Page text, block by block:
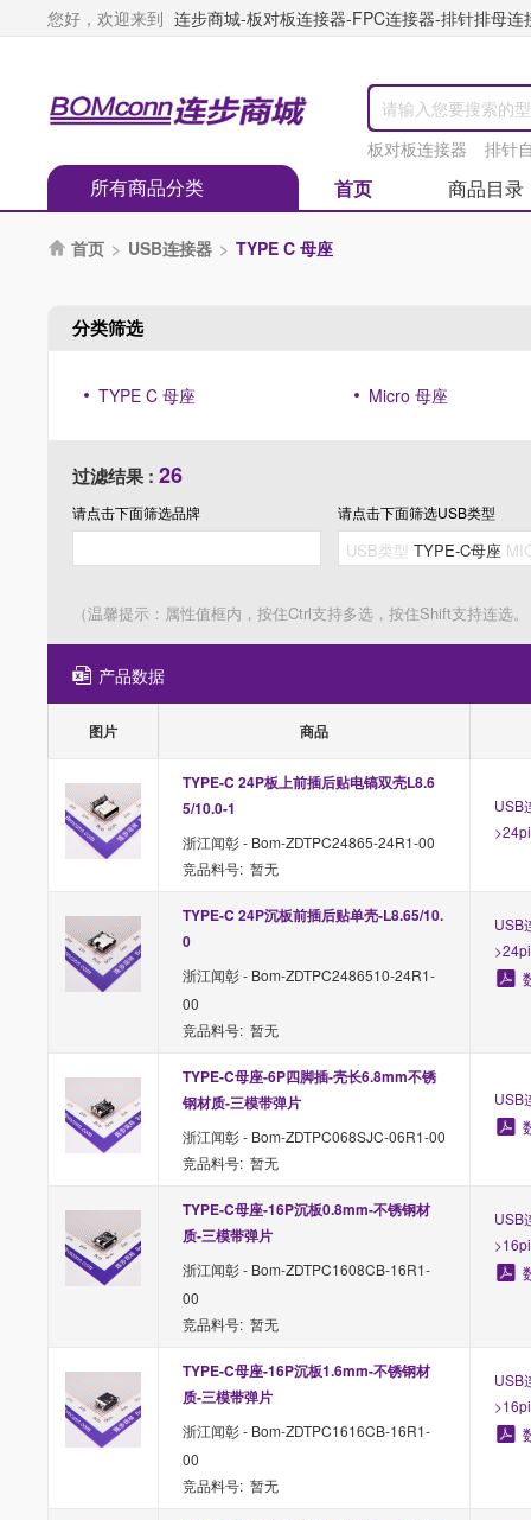
您好，欢迎来到 连步商城-板对板连接器-FPC连接器-排针排母
板对板连接器 排针
所有商品分类 首页 商品目录
 首页 > USB连接器 > TYPE C 母座
分类筛选
TYPE C 母座 Micro 母座
过滤结果 : 26
请点击下面筛选品牌 请点击下面筛选USB类型
（温馨提示：属性值框内，按住Ctrl支持多选，按住Shift支持连选
产品数据
图片 商品
TYPE-C 24P板上前插后贴电镐双壳L8.6
5/10.0-1
浙江闻彰 - Bom-ZDTPC24865-24R1-00
竞品料号: 暂无
USB
TYPE-C 24P沉板前插后贴单壳-L8.65/10.
0
浙江闻彰 - Bom-ZDTPC2486510-24R1-
00
竞品料号: 暂无
USB
TYPE-C母座-6P四脚插-壳长6.8mm不锈
钢材质-三模带弹片
浙江闻彰 - Bom-ZDTPC068SJC-06R1-00
竞品料号: 暂无
USB
TYPE-C母座-16P沉板0.8mm-不锈钢材
质-三模带弹片
浙江闻彰 - Bom-ZDTPC1608CB-16R1-
00
竞品料号: 暂无
USB
TYPE-C母座-16P沉板1.6mm-不锈钢材
质-三模带弹片
浙江闻彰 - Bom-ZDTPC1616CB-16R1-
00
竞品料号: 暂无
USB